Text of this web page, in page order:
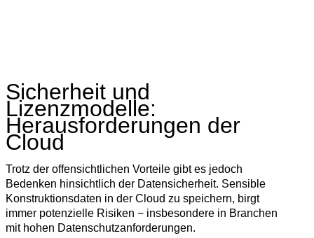
Sicherheit und
Lizenzmodelle:
Herausforderungen der
Cloud
Trotz der offensichtlichen Vorteile gibt es jedoch
Bedenken hinsichtlich der Datensicherheit. Sensible
Konstruktionsdaten in der Cloud zu speichern, birgt
immer potenzielle Risiken − insbesondere in Branchen
mit hohen Datenschutzanforderungen.